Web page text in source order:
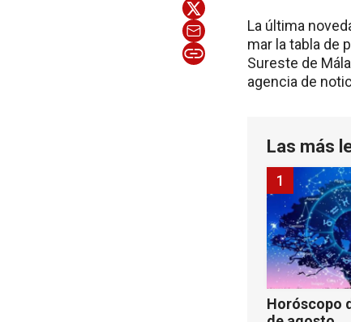
La última
mar la tabla de
Sureste de
agencia de
Las más
Horóscopo
1